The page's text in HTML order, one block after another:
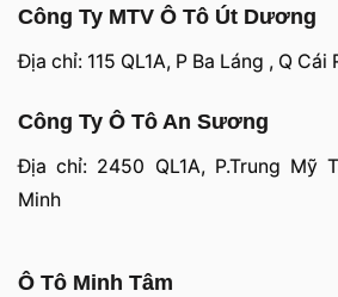
Công Ty MTV Ô Tô Út Dương
Địa chỉ: 115 QL1A, P Ba Láng , Q Cái
Công Ty Ô Tô An Sương
Địa chỉ: 2450 QL1A, P.Trung Mỹ
Minh
Ô Tô Minh Tâm